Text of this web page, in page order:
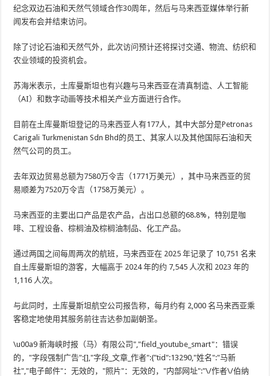
纪念双边石油和天然气领域合作30周年，然后与马来西亚媒体举行新
闻发布会并结束访问。
除了讨论石油和天然气外，此次访问预计还将探讨交通、物流、纺织和
农业领域的投资机会。
苏海米表示，土库曼斯坦也有兴趣与马来西亚在清真制造、人工智能
（AI）和数字动画等技术相关产业方面进行合作。
目前在土库曼斯坦登记的马来西亚人有177人，其中大部分是Petronas
Carigali Turkmenistan Sdn Bhd的员工、其家人以及其他国际石油和天
然气公司的员工。
去年双边贸易总额为7580万令吉（1771万美元），其中马来西亚的贸
易顺差为7520万令吉（1758万美元）。
马来西亚的主要出口产品是农产品，占出口总额的68.8%，特别是咖
啡、工程设备、棕榈油及棕榈油制品、化工产品。
通过两国之间每周两次的航班，马来西亚在 2025 年记录了 10,751 名来
自土库曼斯坦的游客，大幅高于 2024 年的约 7,545 人次和 2023 年的
1,116 人次。
与此同时，土库曼斯坦航空公司报告称，每月约有 2,000 名马来西亚乘
客稳定地使用其服务前往吉达参加副朝圣。
\u00a9 新海峡时报（马）有限公司","field_youtube_smart"：错误
的，"字段强制广告":[],"字段_文章_作者":{"tid":13290,"姓名":"马新
社","电子邮件"：无效的，"照片"：无效的，"内部网址":"\/作者\/伯纳